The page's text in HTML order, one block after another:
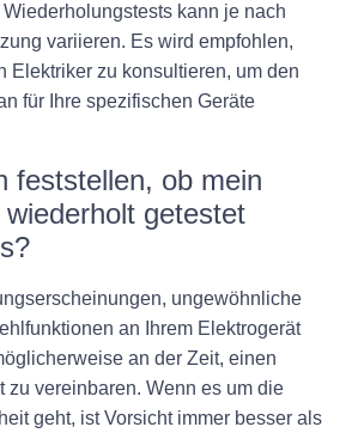
kann je nach
variieren. Es wird empfohlen,
Elektriker zu konsultieren, um den
für Ihre spezifischen Geräte
feststellen, ob mein
getestet
ungewöhnliche
an Ihrem Elektrogerät
an der Zeit, einen
zu vereinbaren. Wenn es um die
geht, ist Vorsicht immer besser als